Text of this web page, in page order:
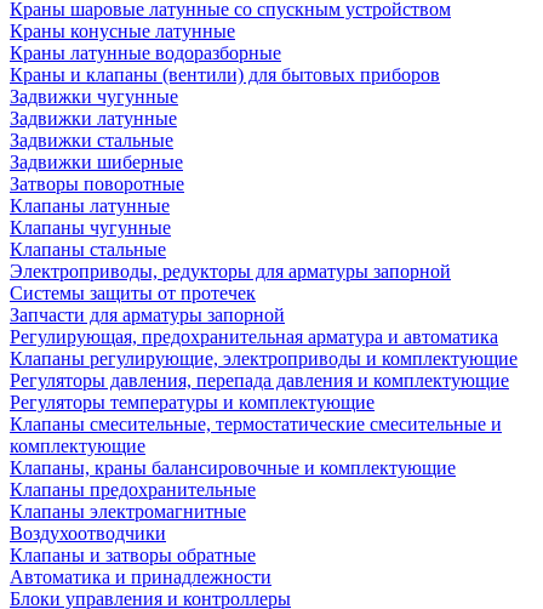
Краны шаровые латунные со спускным устройством
Краны конусные латунные
Краны латунные водоразборные
Краны и клапаны (вентили) для бытовых приборов
Задвижки чугунные
Задвижки латунные
Задвижки стальные
Задвижки шиберные
Затворы поворотные
Клапаны латунные
Клапаны чугунные
Клапаны стальные
Электроприводы, редукторы для арматуры запорной
Системы защиты от протечек
Запчасти для арматуры запорной
Регулирующая, предохранительная арматура и автоматика
Клапаны регулирующие, электроприводы и комплектующие
Регуляторы давления, перепада давления и комплектующие
Регуляторы температуры и комплектующие
Клапаны смесительные, термостатические смесительные и
комплектующие
Клапаны, краны балансировочные и комплектующие
Клапаны предохранительные
Клапаны электромагнитные
Воздухоотводчики
Клапаны и затворы обратные
Автоматика и принадлежности
Блоки управления и контроллеры